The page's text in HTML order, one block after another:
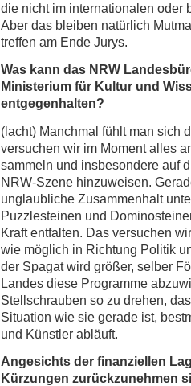
die nicht im internationalen oder
Aber das bleiben natürlich
treffen am Ende Jurys.
Was kann das NRW
Ministerium für Kultur und
entgegenhalten?
(lacht) Manchmal fühlt man sich
versuchen wir im Moment alles
sammeln und insbesondere auf
NRW-Szene hinzuweisen.
unglaubliche Zusammenhalt
Puzzlesteinen und
Kraft entfalten. Das versuchen
wie möglich in Richtung Politik
der Spagat wird größer, selber
Landes diese Programme
Stellschrauben so zu drehen,
Situation wie sie gerade ist,
und Künstler abläuft.
Angesichts der finanziellen
Kürzungen zurückzunehmen